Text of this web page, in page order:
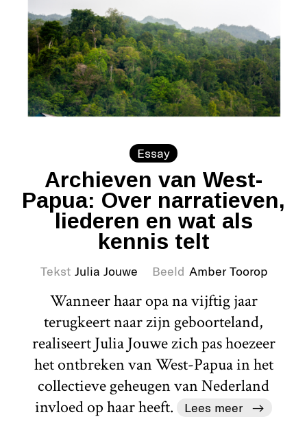
Essay
Archieven van West-
Papua: Over narratieven,
liederen en wat als
kennis telt
Tekst Julia Jouwe Beeld Amber Toorop
Wanneer haar opa na vijftig jaar
terugkeert naar zijn geboorteland,
realiseert Julia Jouwe zich pas hoezeer
het ontbreken van West-Papua in het
collectieve geheugen van Nederland
invloed op haar heeft.
Lees meer